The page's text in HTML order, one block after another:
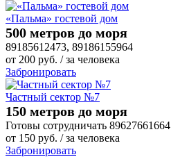
«Пальма» гостевой дом
500 метров до моря
89185612473, 89186155964
от 200 руб. / за человека
Забронировать
Частный сектор №7
150 метров до моря
Готовы сотрудничать 89627661664
от 150 руб. / за человека
Забронировать